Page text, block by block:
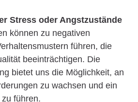
Stress oder Angstzustände
können zu negativen
führen, die
beeinträchtigen. Die
bietet uns die Möglichkeit, an
zu wachsen und ein
führen.